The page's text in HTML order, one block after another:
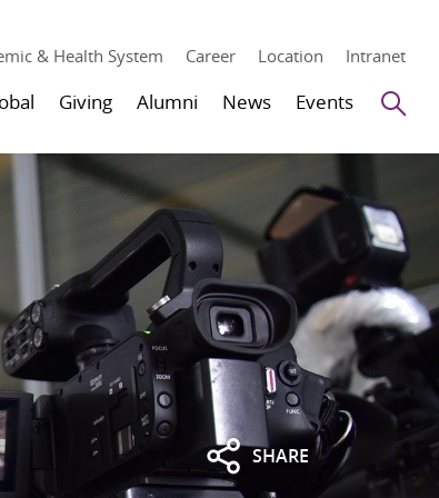
& Health System Career Location Intranet
Giving Alumni News Events
SHARE